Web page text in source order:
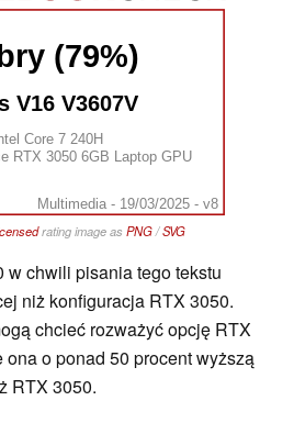
(79%)
V16 V3607V
Core 7 240H
RTX 3050 6GB Laptop GPU
Multimedia - 19/03/2025 - v8
rating image as PNG/SVG
w chwili pisania tego tekstu
niż konfiguracja RTX 3050.
chcieć rozważyć opcję RTX
o ponad 50 procent wyższą
RTX 3050.